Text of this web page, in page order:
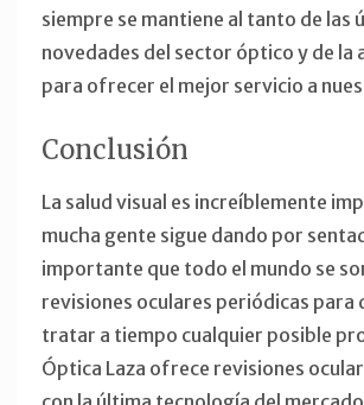
siempre se mantiene al tanto de las
novedades del sector óptico y de la
para ofrecer el mejor servicio a
Conclusión
La salud visual es increíblemente
mucha gente sigue dando por
importante que todo el mundo se
revisiones oculares periódicas para
tratar a tiempo cualquier posible
Óptica Laza ofrece revisiones